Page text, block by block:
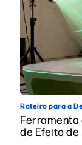
Roteiro para a
Ferramenta
de Efeito de